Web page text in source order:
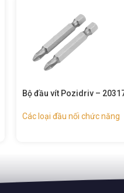
Bộ 5 đầu vít vuông – 20280
Các loại đầu nối chức năng